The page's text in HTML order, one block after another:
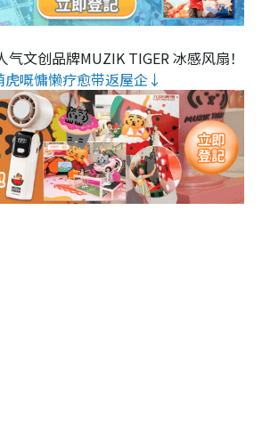
气文创品牌MUZIK TIGER 冰感风扇！
嘅慵懒疗愈带返屋企↓